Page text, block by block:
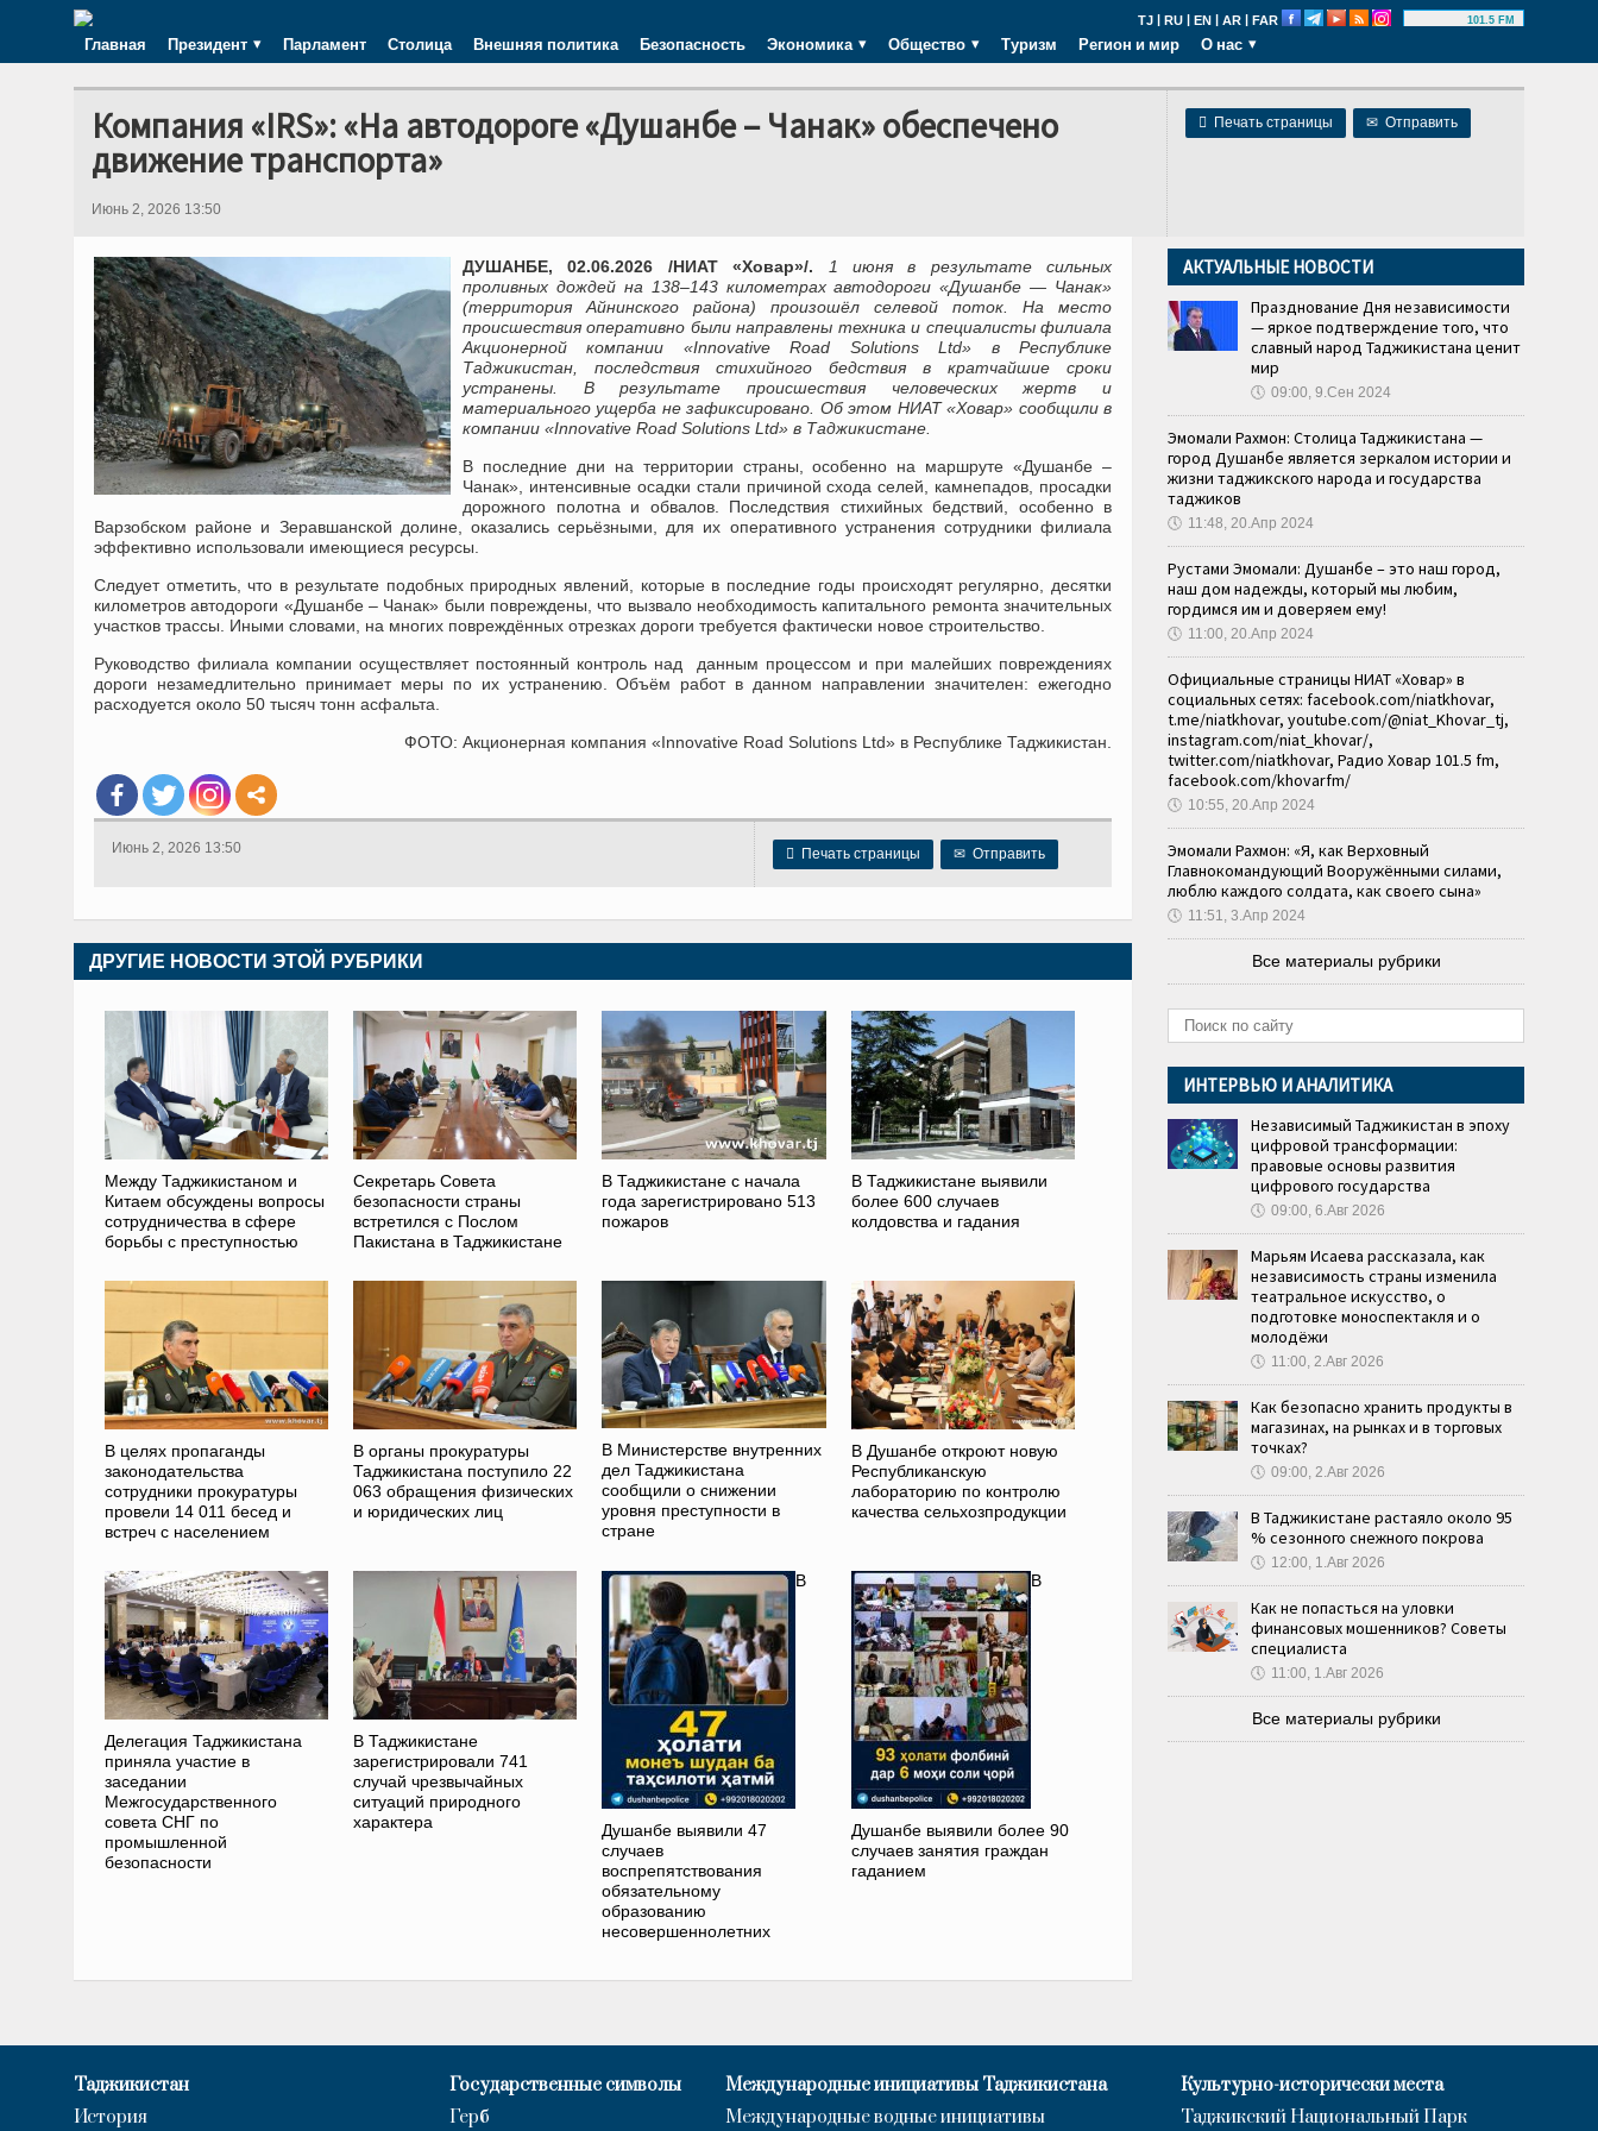
TJ | RU | EN | AR | FAR 101.5 FM
Главная Президент Парламент Столица Внешняя политика Безопасность Экономика Общество Туризм Регион и мир О нас
 Печать страницы ✉ Отправить
Компания «IRS»: «На автодороге «Душанбе – Чанак» обеспечено
движение транспорта»
Июнь 2, 2026 13:50
ДУШАНБЕ, 02.06.2026 /НИАТ «Ховар»/. 1 июня в результате сильных
проливных дождей на 138–143 километрах автодороги «Душанбе — Чанак»
(территория Айнинского района) произошёл селевой поток. На место
происшествия оперативно были направлены техника и специалисты филиала
Акционерной компании «Innovative Road Solutions Ltd» в Республике
Таджикистан, последствия стихийного бедствия в кратчайшие сроки
устранены. В результате происшествия человеческих жертв и
материального ущерба не зафиксировано. Об этом НИАТ «Ховар» сообщили в
компании «Innovative Road Solutions Ltd» в Таджикистане.
В последние дни на территории страны, особенно на маршруте «Душанбе –
Чанак», интенсивные осадки стали причиной схода селей, камнепадов, просадки
дорожного полотна и обвалов. Последствия стихийных бедствий, особенно в
Варзобском районе и Зеравшанской долине, оказались серьёзными, для их оперативного устранения сотрудники филиала
эффективно использовали имеющиеся ресурсы.
Следует отметить, что в результате подобных природных явлений, которые в последние годы происходят регулярно, десятки
километров автодороги «Душанбе – Чанак» были повреждены, что вызвало необходимость капитального ремонта значительных
участков трассы. Иными словами, на многих повреждённых отрезках дороги требуется фактически новое строительство.
Руководство филиала компании осуществляет постоянный контроль над данным процессом и при малейших повреждениях
дороги незамедлительно принимает меры по их устранению. Объём работ в данном направлении значителен: ежегодно
расходуется около 50 тысяч тонн асфальта.
ФОТО: Акционерная компания «Innovative Road Solutions Ltd» в Республике Таджикистан.
 Печать страницы ✉ Отправить
Июнь 2, 2026 13:50
ДРУГИЕ НОВОСТИ ЭТОЙ РУБРИКИ
Между Таджикистаном и
Китаем обсуждены вопросы
сотрудничества в сфере
борьбы с преступностью
Секретарь Совета
безопасности страны
встретился с Послом
Пакистана в Таджикистане
В Таджикистане с начала
года зарегистрировано 513
пожаров
В Таджикистане выявили
более 600 случаев
колдовства и гадания
В целях пропаганды
законодательства
сотрудники прокуратуры
провели 14 011 бесед и
встреч с населением
В органы прокуратуры
Таджикистана поступило 22
063 обращения физических
и юридических лиц
В Министерстве внутренних
дел Таджикистана
сообщили о снижении
уровня преступности в
стране
В Душанбе откроют новую
Республиканскую
лабораторию по контролю
качества сельхозпродукции
Делегация Таджикистана
приняла участие в
заседании
Межгосударственного
совета СНГ по
промышленной
безопасности
В Таджикистане
зарегистрировали 741
случай чрезвычайных
ситуаций природного
характера
В
Душанбе выявили 47
случаев
воспрепятствования
обязательному
образованию
несовершеннолетних
В
Душанбе выявили более 90
случаев занятия граждан
гаданием
АКТУАЛЬНЫЕ НОВОСТИ
Празднование Дня независимости
— яркое подтверждение того, что
славный народ Таджикистана ценит
мир
🕔 09:00, 9.Сен 2024
Эмомали Рахмон: Столица Таджикистана —
город Душанбе является зеркалом истории и
жизни таджикского народа и государства
таджиков
🕔 11:48, 20.Апр 2024
Рустами Эмомали: Душанбе – это наш город,
наш дом надежды, который мы любим,
гордимся им и доверяем ему!
🕔 11:00, 20.Апр 2024
Официальные страницы НИАТ «Ховар» в
социальных сетях: facebook.com/niatkhovar,
t.me/niatkhovar, youtube.com/@niat_Khovar_tj,
instagram.com/niat_khovar/,
twitter.com/niatkhovar, Радио Ховар 101.5 fm,
facebook.com/khovarfm/
🕔 10:55, 20.Апр 2024
Эмомали Рахмон: «Я, как Верховный
Главнокомандующий Вооружёнными силами,
люблю каждого солдата, как своего сына»
🕔 11:51, 3.Апр 2024
Все материалы рубрики
ИНТЕРВЬЮ И АНАЛИТИКА
Независимый Таджикистан в эпоху
цифровой трансформации:
правовые основы развития
цифрового государства
🕔 09:00, 6.Авг 2026
Марьям Исаева рассказала, как
независимость страны изменила
театральное искусство, о
подготовке моноспектакля и о
молодёжи
🕔 11:00, 2.Авг 2026
Как безопасно хранить продукты в
магазинах, на рынках и в торговых
точках?
🕔 09:00, 2.Авг 2026
В Таджикистане растаяло около 95
% сезонного снежного покрова
🕔 12:00, 1.Авг 2026
Как не попасться на уловки
финансовых мошенников? Советы
специалиста
🕔 11:00, 1.Авг 2026
Все материалы рубрики
Таджикистан
История
Государственные символы
Герб
Международные инициативы Таджикистана
Международные водные инициативы
Культурно-исторически места
Таджикский Национальный Парк